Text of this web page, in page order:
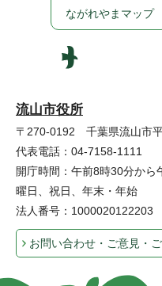
流山市役所
〒270-0192 千葉県流山市
代表電話：04-7158-1111
開庁時間：午前8時30分か
曜日、祝日、年末・年始
法人番号：1000020122203
お問い合わせ・ご意見・
ながれやまマップ